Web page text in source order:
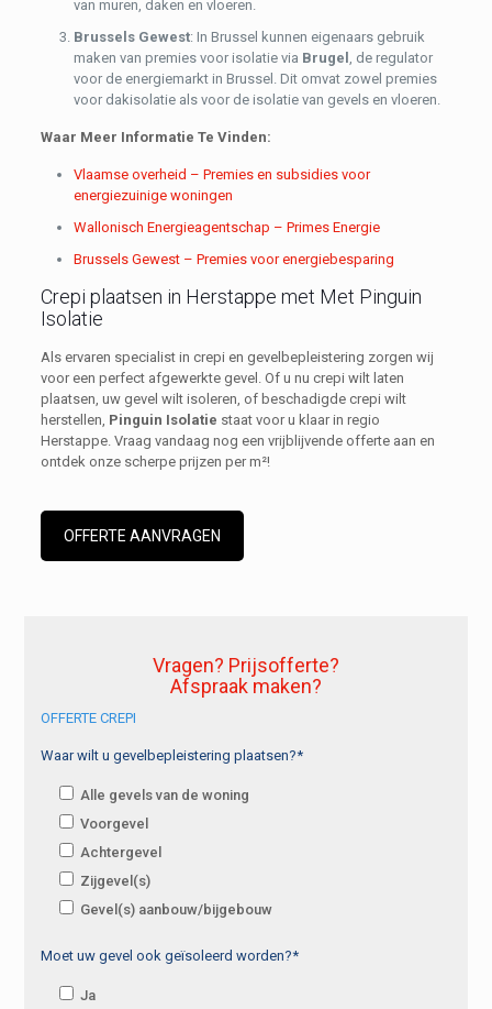
van muren, daken en vloeren.
Brussels Gewest: In Brussel kunnen eigenaars gebruik
maken van premies voor isolatie via Brugel , de regulator
voor de energiemarkt in Brussel. Dit omvat zowel premies
voor dakisolatie als voor de isolatie van gevels en vloeren.
Waar Meer Informatie Te Vinden:
Vlaamse overheid – Premies en subsidies voor
energiezuinige woningen
Wallonisch Energieagentschap – Primes Energie
Brussels Gewest – Premies voor energiebesparing
Crepi plaatsen in Herstappe met Met Pinguin
Isolatie
Als ervaren specialist in crepi en gevelbepleistering zorgen wij
voor een perfect afgewerkte gevel. Of u nu crepi wilt laten
plaatsen, uw gevel wilt isoleren, of beschadigde crepi wilt
herstellen, Pinguin Isolatie staat voor u klaar in regio
Herstappe. Vraag vandaag nog een vrijblijvende offerte aan en
ontdek onze scherpe prijzen per m²!
OFFERTE AANVRAGEN
Vragen? Prijsofferte?
Afspraak maken?
OFFERTE CREPI
Waar wilt u gevelbepleistering plaatsen?*
Alle gevels van de woning
Voorgevel
Achtergevel
Zijgevel(s)
Gevel(s) aanbouw/bijgebouw
Moet uw gevel ook geïsoleerd worden?*
Ja